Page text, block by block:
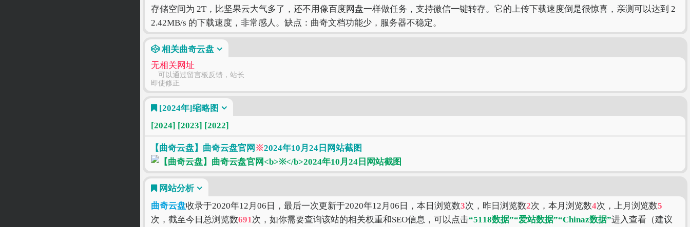
存储空间为 2T，比坚果云大气多了，还不用像百度网盘一样做任务，支持微信一键转存。它的上传下载速度倒是很惊喜，亲测可以达到 2
2.42MB/s 的下载速度，非常感人。缺点：曲奇文档功能少，服务器不稳定。
相关曲奇云盘
无相关网址
可以通过留言板反馈，站长
即使修正
[2024年]缩略图
[2024] [2023] [2022]
【曲奇云盘】曲奇云盘官网 ※2024年10月24日网站截图
网站分析
曲奇云盘收录于2020年12月06日，最后一次更新于2020年12月06日，本日浏览数3次，昨日浏览数2次，本月浏览数4次，上月浏览数5
次，截至今日总浏览数691次，如你需要查询该站的相关权重和SEO信息，可以点击“5118数据”“爱站数据”“Chinaz数据”进入查看（建议